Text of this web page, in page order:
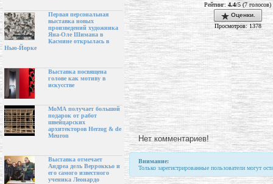
Первая персональная
выставка новых
произведений художника
Яна-Оле Шимана в
Касмине открылась в
Нью-Йорке
Выставка посвящена
голове как мотиву в
искусстве
МоМА получает большой
подарок от работ
швейцарских
архитекторов Herzog & de
Meuron
Выставка отмечает
Андреа дель Верроккьо и
его самого известного
ученика Леонардо
Рейтинг: 4.4/5 (7 голосов)
Оценки.
Просмотров: 1378
Нет комментариев!
Внимание:
Только зарегистрированные пользователи могут